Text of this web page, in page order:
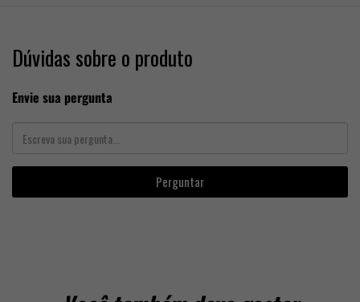
Dúvidas sobre o produto
Envie sua pergunta
Perguntar